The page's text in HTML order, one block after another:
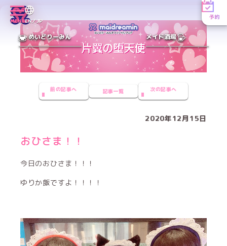
MENUEN／JP
予約
めいどりーみん メイド酒場
前の記事へ 記事一覧 次の記事へ
2020年12月15日
おひさま！！
今日のおひさま！！！
ゆりか飯ですよ！！！！